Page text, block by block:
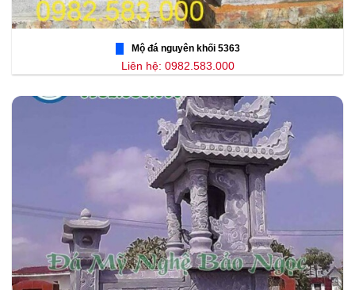
Mộ đá nguyên khối 5363
Liên hệ: 0982.583.000